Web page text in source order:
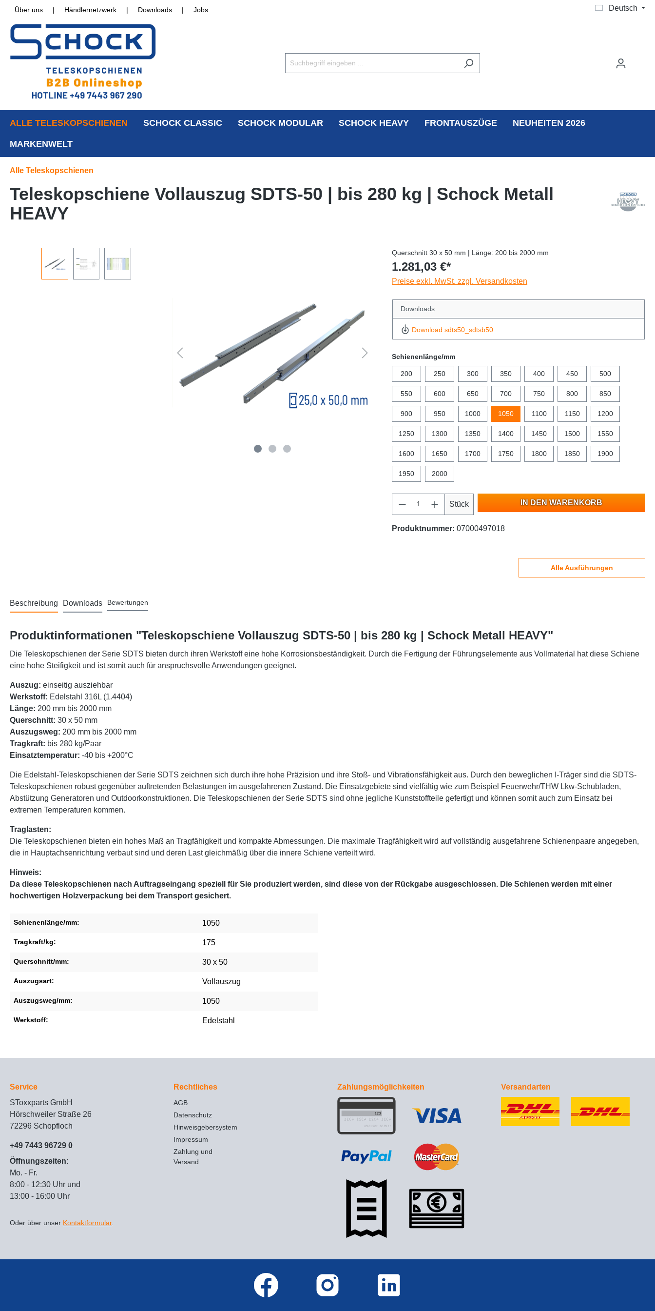
Über uns | Händlernetzwerk | Downloads | Jobs Deutsch
ALLE TELESKOPSCHIENEN SCHOCK CLASSIC SCHOCK MODULAR SCHOCK HEAVY FRONTAUSZÜGE NEUHEITEN 2026
MARKENWELT
Alle Teleskopschienen
Teleskopschiene Vollauszug SDTS-50 | bis 280 kg | Schock Metall
HEAVY
Querschnitt 30 x 50 mm | Länge: 200 bis 2000 mm
1.281,03 €*
Preise exkl. MwSt. zzgl. Versandkosten
Downloads
Download sdts50_sdtsb50
Schienenlänge/mm
200 250 300 350 400 450 500
550 600 650 700 750 800 850
900 950 1000 1050 1100 1150 1200
1250 1300 1350 1400 1450 1500 1550
1600 1650 1700 1750 1800 1850 1900
1950 2000
Stück IN DEN WARENKORB
Produktnummer: 07000497018
Alle Ausführungen
Beschreibung Downloads Bewertungen
Produktinformationen "Teleskopschiene Vollauszug SDTS-50 | bis 280 kg | Schock Metall HEAVY"
Die Teleskopschienen der Serie SDTS bieten durch ihren Werkstoff eine hohe Korrosionsbeständigkeit. Durch die Fertigung der Führungselemente aus Vollmaterial hat diese Schiene
eine hohe Steifigkeit und ist somit auch für anspruchsvolle Anwendungen geeignet.
Auszug: einseitig ausziehbar
Werkstoff: Edelstahl 316L (1.4404)
Länge: 200 mm bis 2000 mm
Querschnitt: 30 x 50 mm
Auszugsweg: 200 mm bis 2000 mm
Tragkraft: bis 280 kg/Paar
Einsatztemperatur: -40 bis +200°C
Die Edelstahl-Teleskopschienen der Serie SDTS zeichnen sich durch ihre hohe Präzision und ihre Stoß- und Vibrationsfähigkeit aus. Durch den beweglichen I-Träger sind die SDTS-
Teleskopschienen robust gegenüber auftretenden Belastungen im ausgefahrenen Zustand. Die Einsatzgebiete sind vielfältig wie zum Beispiel Feuerwehr/THW Lkw-Schubladen,
Abstützung Generatoren und Outdoorkonstruktionen. Die Teleskopschienen der Serie SDTS sind ohne jegliche Kunststoffteile gefertigt und können somit auch zum Einsatz bei
extremen Temperaturen kommen.
Traglasten:
Die Teleskopschienen bieten ein hohes Maß an Tragfähigkeit und kompakte Abmessungen. Die maximale Tragfähigkeit wird auf vollständig ausgefahrene Schienenpaare angegeben,
die in Hauptachsenrichtung verbaut sind und deren Last gleichmäßig über die innere Schiene verteilt wird.
Hinweis:
Da diese Teleskopschienen nach Auftragseingang speziell für Sie produziert werden, sind diese von der Rückgabe ausgeschlossen. Die Schienen werden mit einer
hochwertigen Holzverpackung bei dem Transport gesichert.
Schienenlänge/mm: 1050
Tragkraft/kg: 175
Querschnitt/mm: 30 x 50
Auszugsart: Vollauszug
Auszugsweg/mm: 1050
Werkstoff: Edelstahl
Service
SToxxparts GmbH
Hörschweiler Straße 26
72296 Schopfloch
+49 7443 96729 0
Öffnungszeiten:
Mo. - Fr.
8:00 - 12:30 Uhr und
13:00 - 16:00 Uhr
Oder über unser Kontaktformular.
Rechtliches
AGB
Datenschutz
Hinweisgebersystem
Impressum
Zahlung und
Versand
Zahlungsmöglichkeiten Versandarten